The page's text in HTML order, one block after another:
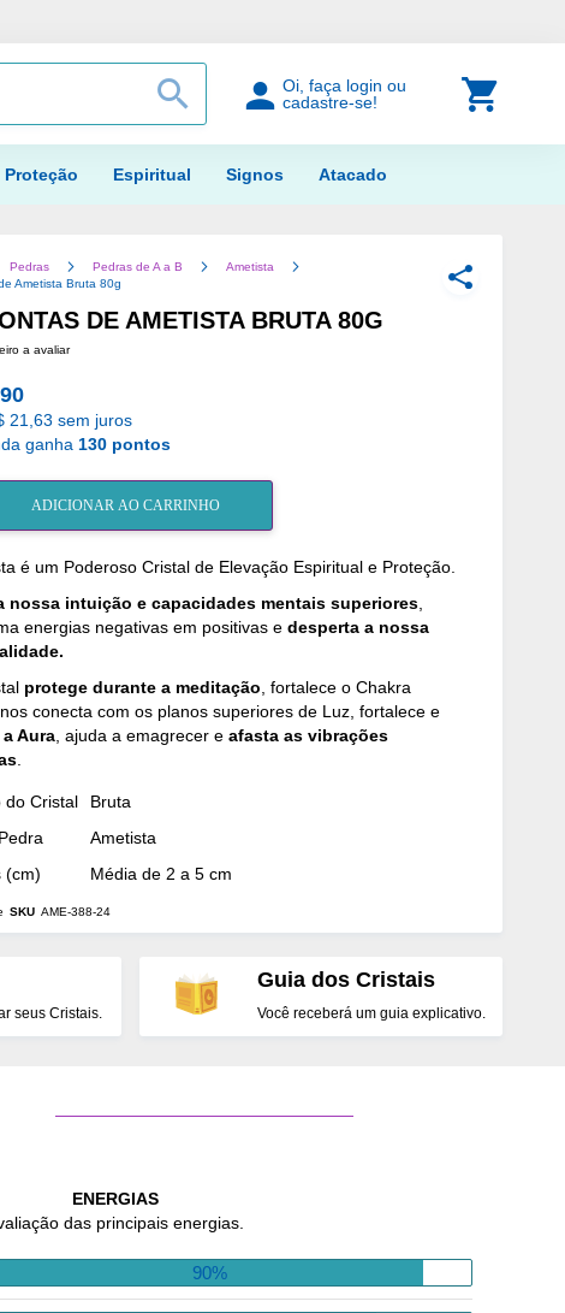
PROCURAR
Oi, faça login ou
cadastre-se!
Proteção Espiritual Signos Atacado
Pedras Pedras de A a B
Ametista
Ametista Bruta 80g
DE AMETISTA BRUTA 80G
a avaliar
21,63 sem juros
ganha 130 pontos
ADICIONAR AO CARRINHO
é um Poderoso Cristal de Elevação Espiritual e Proteção.
nossa intuição e capacidades mentais superiores
energias negativas em positivas e desperta a nossa
protege durante a meditação , fortalece o Chakra
conecta com os planos superiores de Luz, fortalece e
Aura , ajuda a emagrecer e afasta as vibrações
do Cristal
Bruta
Ametista
(cm)
Média de 2 a 5 cm
SKU AME-388-24
seus Cristais.
Guia dos Cristais
Você receberá um guia explicativo.
ENERGIAS
das principais energias.
90%